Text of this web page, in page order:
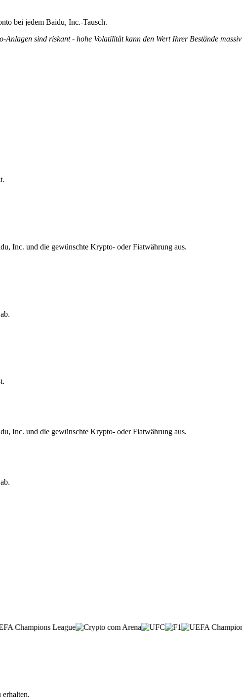
bei jedem Baidu, Inc.-Tausch.
sind riskant - hohe Volatilität kann den Wert Ihrer Bestände massiv
Inc. und die gewünschte Krypto- oder Fiatwährung aus.
Inc. und die gewünschte Krypto- oder Fiatwährung aus.